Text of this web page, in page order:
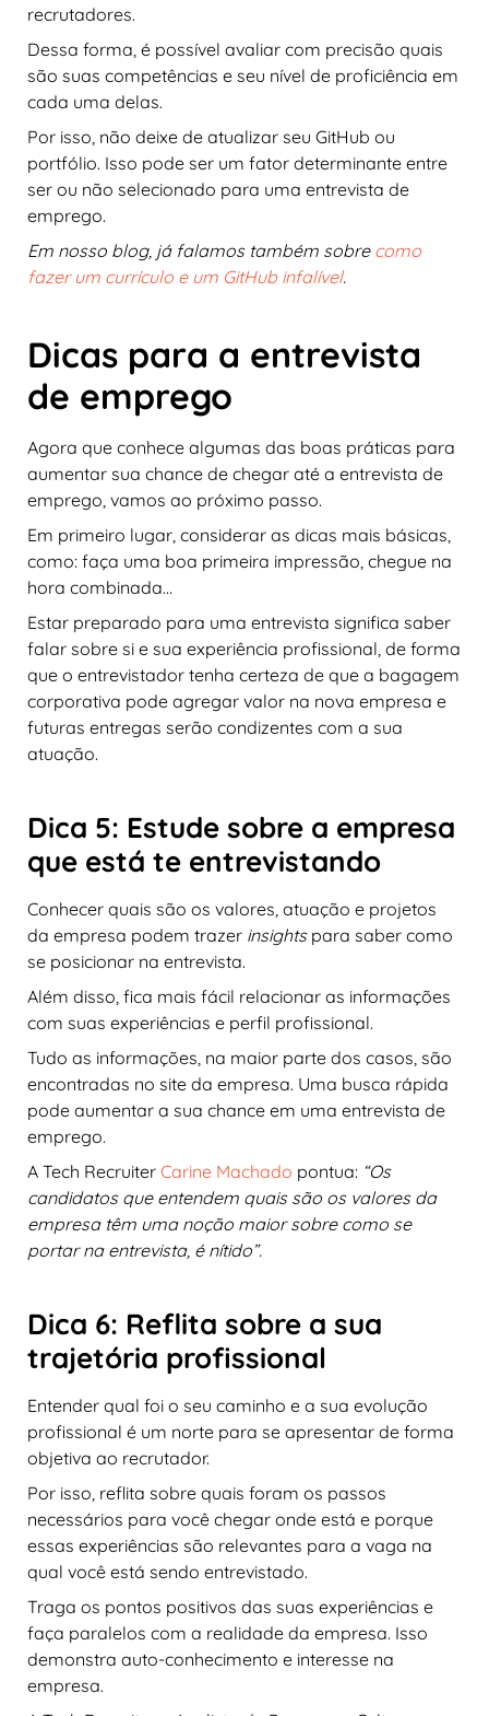
recrutadores.
Dessa forma, é possível avaliar com precisão quais
são suas competências e seu nível de proficiência em
cada uma delas.
Por isso, não deixe de atualizar seu GitHub ou
portfólio. Isso pode ser um fator determinante entre
ser ou não selecionado para uma entrevista de
emprego.
Em nosso blog, já falamos também sobre como
fazer um currículo e um GitHub infalível.
Dicas para a entrevista
de emprego
Agora que conhece algumas das boas práticas para
aumentar sua chance de chegar até a entrevista de
emprego, vamos ao próximo passo.
Em primeiro lugar, considerar as dicas mais básicas,
como: faça uma boa primeira impressão, chegue na
hora combinada…
Estar preparado para uma entrevista significa saber
falar sobre si e sua experiência profissional, de forma
que o entrevistador tenha certeza de que a bagagem
corporativa pode agregar valor na nova empresa e
futuras entregas serão condizentes com a sua
atuação.
Dica 5: Estude sobre a empresa
que está te entrevistando
Conhecer quais são os valores, atuação e projetos
da empresa podem trazer insightspara saber como
se posicionar na entrevista.
Além disso, fica mais fácil relacionar as informações
com suas experiências e perfil profissional.
Tudo as informações, na maior parte dos casos, são
encontradas no site da empresa. Uma busca rápida
pode aumentar a sua chance em uma entrevista de
emprego.
A Tech Recruiter Carine Machado pontua: “Os
candidatos que entendem quais são os valores da
empresa têm uma noção maior sobre como se
portar na entrevista, é nítido”.
Dica 6: Reflita sobre a sua
trajetória profissional
Entender qual foi o seu caminho e a sua evolução
profissional é um norte para se apresentar de forma
objetiva ao recrutador.
Por isso, reflita sobre quais foram os passos
necessários para você chegar onde está e porque
essas experiências são relevantes para a vaga na
qual você está sendo entrevistado.
Traga os pontos positivos das suas experiências e
faça paralelos com a realidade da empresa. Isso
demonstra auto-conhecimento e interesse na
empresa.